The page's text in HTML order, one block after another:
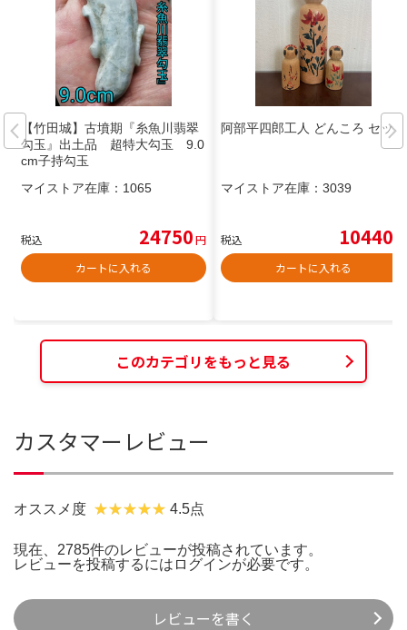
【竹田城】古墳期『糸魚川翡翠
勾玉』出土品 超特大勾玉 9.0
cm子持勾玉
マイストア在庫： 1065
税込 24750円
カートに入れる
阿部平四郎工人 どんころ セット
マイストア在庫： 3039
税込 10440
カートに入れる
このカテゴリをもっと見る
カスタマーレビュー
オススメ度 4.5点
現在、2785件のレビューが投稿されています。
レビューを投稿するには ログインが必要です。
レビューを書く